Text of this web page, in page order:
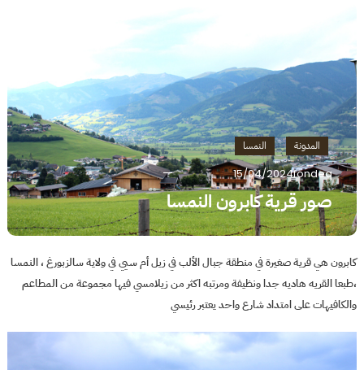
المدونة النمسا
15/04/2024fondeq
صور قرية كابرون النمسا
كابرون هي قرية صغيرة في منطقة جبال الألب في زيل أم سيي في ولاية سالزبورغ ، النمسا
،طبعا القريه هاديه جدا ونظيفة ومرتبه اكثر من زيلامسي فيها مجموعة من المطاعم
والكافيهات على امتداد شارع واحد يعتبر رئيسي